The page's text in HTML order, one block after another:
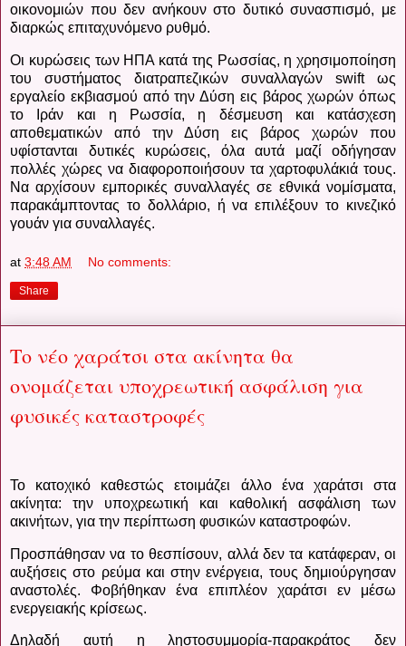
οικονομιών που δεν ανήκουν στο δυτικό συνασπισμό, με
διαρκώς επιταχυνόμενο ρυθμό.
Οι κυρώσεις των ΗΠΑ κατά της Ρωσσίας, η χρησιμοποίηση
του συστήματος διατραπεζικών συναλλαγών swiftως
εργαλείο εκβιασμού από την Δύση εις βάρος χωρών όπως
το Ιράν και η Ρωσσία, η δέσμευση και κατάσχεση
αποθεματικών από την Δύση εις βάρος χωρών που
υφίστανται δυτικές κυρώσεις, όλα αυτά μαζί οδήγησαν
πολλές χώρες να διαφοροποιήσουν τα χαρτοφυλάκιά τους.
Να αρχίσουν εμπορικές συναλλαγές σε εθνικά νομίσματα,
παρακάμπτοντας το δολλάριο, ή να επιλέξουν το κινεζικό
γουάν για συναλλαγές.
at 3:48 AM No comments:
Share
Το νέο χαράτσι στα ακίνητα θα
ονομάζεται υποχρεωτική ασφάλιση για
φυσικές καταστροφές
Το κατοχικό καθεστώς ετοιμάζει άλλο ένα χαράτσι στα
ακίνητα: την υποχρεωτική και καθολική ασφάλιση των
ακινήτων, για την περίπτωση φυσικών καταστροφών.
Προσπάθησαν να το θεσπίσουν, αλλά δεν τα κατάφεραν, οι
αυξήσεις στο ρεύμα και στην ενέργεια, τους δημιούργησαν
αναστολές. Φοβήθηκαν ένα επιπλέον χαράτσι εν μέσω
ενεργειακής κρίσεως.
Δηλαδή αυτή η ληστοσυμμορία-παρακράτος δεν